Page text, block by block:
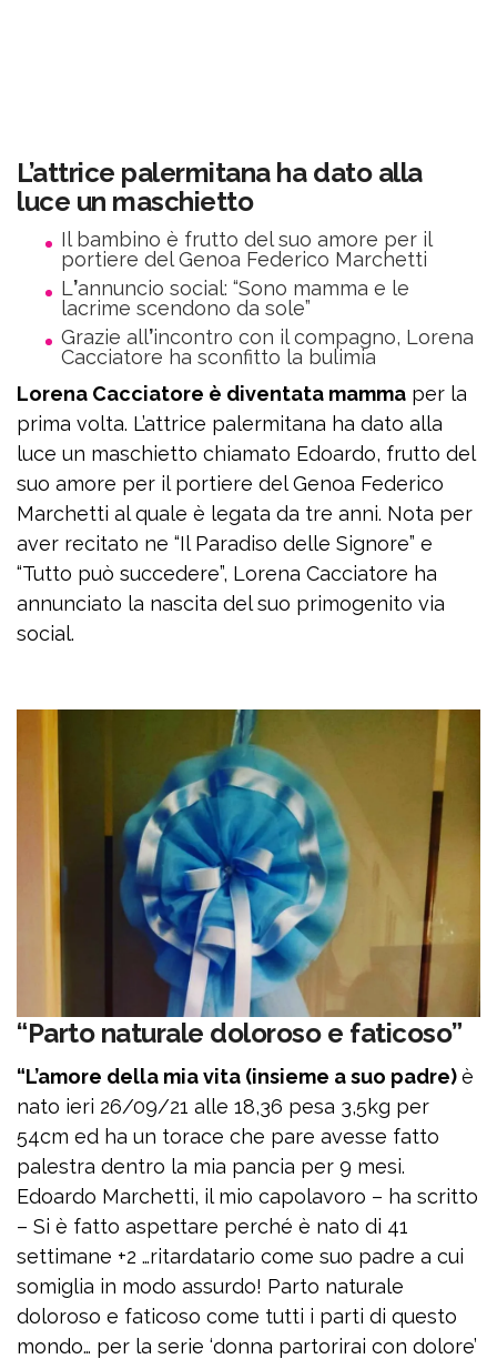
L’attrice palermitana ha dato alla
luce un maschietto
Il bambino è frutto del suo amore per il
portiere del Genoa Federico Marchetti
L’annuncio social: “Sono mamma e le
lacrime scendono da sole”
Grazie all’incontro con il compagno, Lorena
Cacciatore ha sconfitto la bulimia
Lorena Cacciatore è diventata mamma per la
prima volta. L’attrice palermitana ha dato alla
luce un maschietto chiamato Edoardo, frutto del
suo amore per il portiere del Genoa Federico
Marchetti al quale è legata da tre anni. Nota per
aver recitato ne “Il Paradiso delle Signore” e
“Tutto può succedere”, Lorena Cacciatore ha
annunciato la nascita del suo primogenito via
social.
“Parto naturale doloroso e faticoso”
“L’amore della mia vita (insieme a suo padre)è
nato ieri 26/09/21 alle 18,36 pesa 3,5kg per
54cm ed ha un torace che pare avesse fatto
palestra dentro la mia pancia per 9 mesi.
Edoardo Marchetti, il mio capolavoro – ha scritto
– Si è fatto aspettare perché è nato di 41
settimane +2 …ritardatario come suo padre a cui
somiglia in modo assurdo! Parto naturale
doloroso e faticoso come tutti i parti di questo
mondo… per la serie ‘donna partorirai con dolore’